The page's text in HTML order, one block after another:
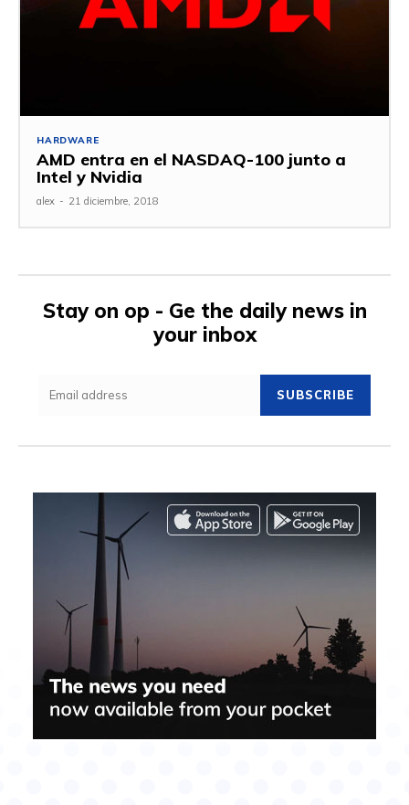
HARDWARE
AMD entra en el NASDAQ-100 junto a
Intel y Nvidia
alex - 21 diciembre, 2018
Stay on op - Ge the daily news in
your inbox
SUBSCRIBE